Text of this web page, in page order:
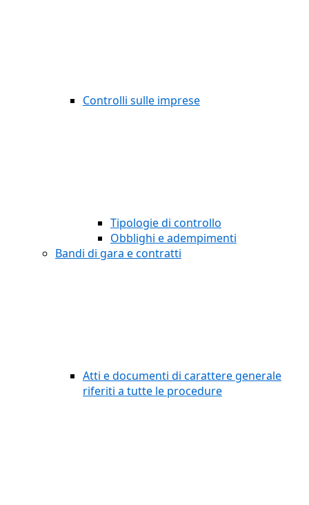
Controlli sulle imprese
Tipologie di controllo
Obblighi e adempimenti
Bandi di gara e contratti
Atti e documenti di carattere generale
riferiti a tutte le procedure